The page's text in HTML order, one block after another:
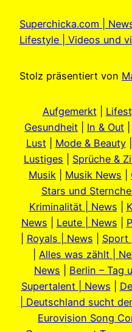
Superchicka.com |
Lifestyle | Videos und
Stolz präsentiert von
Aufgemerkt|
Gesundheit
In & Out
Lust| Mode & Beauty|
Lustiges
Sprüche &
Musik
Musik News
Stars und
Kriminalität | News
News
Leute | News
Royals | News Sport
Alles was zählt |
News
Berlin – Tag
Supertalent | News
| Deutschland sucht
Eurovision Song